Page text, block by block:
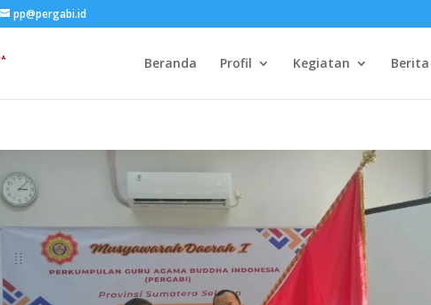
pp@pergabi.id
Beranda Profil Kegiatan Berita